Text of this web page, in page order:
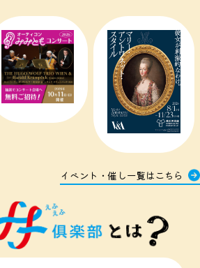
イベント・催し一覧はこちら